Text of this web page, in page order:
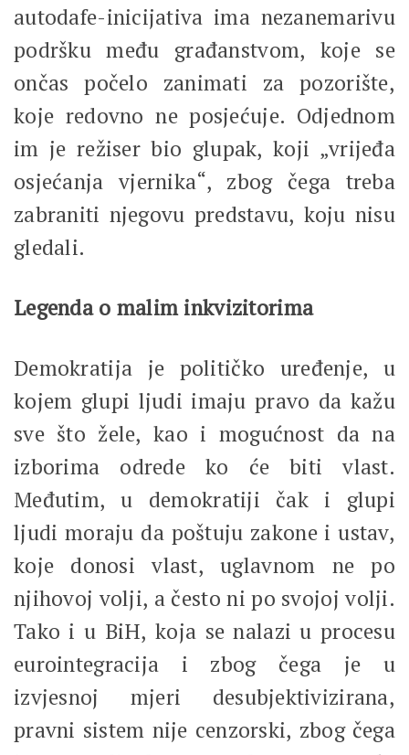
autodafe-inicijativa ima nezanemarivu
podršku među građanstvom, koje se
ončas počelo zanimati za pozorište,
koje redovno ne posjećuje. Odjednom
im je režiser bio glupak, koji „vrijeđa
osjećanja vjernika“, zbog čega treba
zabraniti njegovu predstavu, koju nisu
gledali.
Legenda o malim inkvizitorima
Demokratija je političko uređenje, u
kojem glupi ljudi imaju pravo da kažu
sve što žele, kao i mogućnost da na
izborima odrede ko će biti vlast.
Međutim, u demokratiji čak i glupi
ljudi moraju da poštuju zakone i ustav,
koje donosi vlast, uglavnom ne po
njihovoj volji, a često ni po svojoj volji.
Tako i u BiH, koja se nalazi u procesu
eurointegracija i zbog čega je u
izvjesnoj mjeri desubjektivizirana,
pravni sistem nije cenzorski, zbog čega